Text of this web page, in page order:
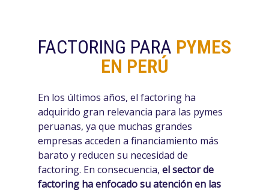
FACTORING PARA PYMES
EN PERÚ
En los últimos años, el factoring ha
adquirido gran relevancia para las pymes
peruanas, ya que muchas grandes
empresas acceden a financiamiento más
barato y reducen su necesidad de
factoring. En consecuencia, el sector de
factoring ha enfocado su atención en las